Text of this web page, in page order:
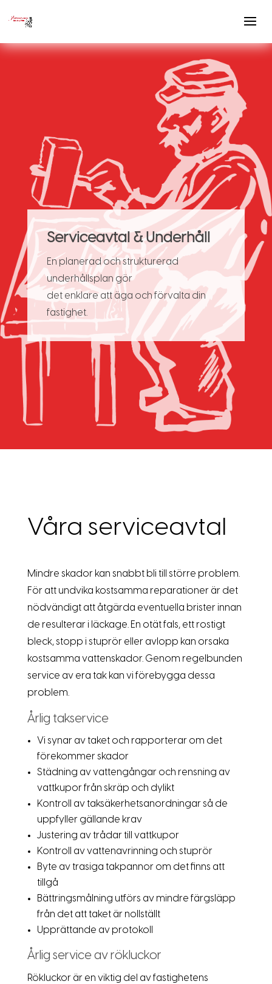
Serviceavtal & Underhåll
En planerad och strukturerad
underhållsplan gör
det enklare att äga och förvalta din
fastighet.
Våra serviceavtal
Mindre skador kan snabbt bli till större problem.
För att undvika kostsamma reparationer är det
nödvändigt att åtgärda eventuella brister innan
de resulterar i läckage. En otät fals, ett rostigt
bleck, stopp i stuprör eller avlopp kan orsaka
kostsamma vattenskador. Genom regelbunden
service av era tak kan vi förebygga dessa
problem.
Årlig takservice
Vi synar av taket och rapporterar om det
förekommer skador
Städning av vattengångar och rensning av
vattkupor från skräp och dylikt
Kontroll av taksäkerhetsanordningar så de
uppfyller gällande krav
Justering av trådar till vattkupor
Kontroll av vattenavrinning och stuprör
Byte av trasiga takpannor om det finns att
tillgå
Bättringsmålning utförs av mindre färgsläpp
från det att taket är nollställt
Upprättande av protokoll
Årlig service av rökluckor
Rökluckor är en viktig del av fastighetens